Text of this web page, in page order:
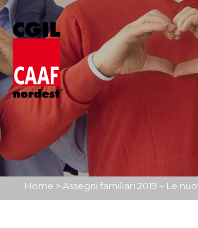
Home > Assegni familiari 2019 – Le